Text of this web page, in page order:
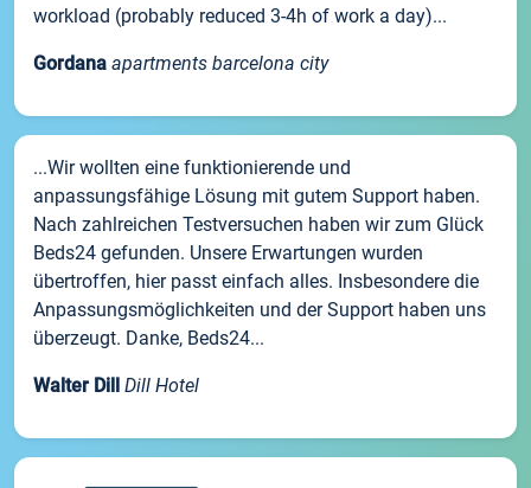
workload (probably reduced 3-4h of work a day)...
Gordana apartments barcelona city
...Wir wollten eine funktionierende und
anpassungsfähige Lösung mit gutem Support haben.
Nach zahlreichen Testversuchen haben wir zum Glück
Beds24 gefunden. Unsere Erwartungen wurden
übertroffen, hier passt einfach alles. Insbesondere die
Anpassungsmöglichkeiten und der Support haben uns
überzeugt. Danke, Beds24...
Walter Dill Dill Hotel